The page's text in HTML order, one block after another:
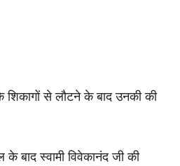
शिकागों से लौटने के बाद उनकी की
बाद स्वामी विवेकानंद जी की